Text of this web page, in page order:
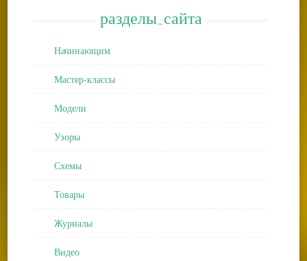
разделы_сайта
Начинающим
Мастер-классы
Модели
Узоры
Схемы
Товары
Журналы
Видео